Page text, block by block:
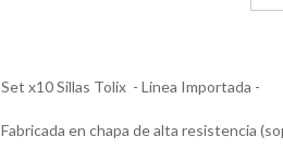
Set x10 Sillas Tolix - Linea Importada -
Fabricada en chapa de alta resistencia